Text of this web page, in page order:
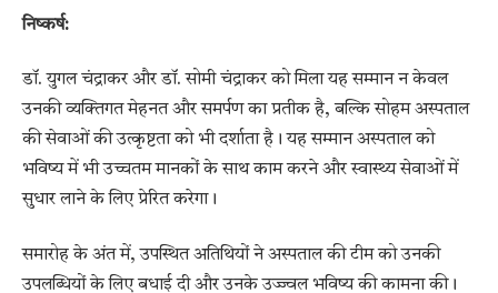
निष्कर्ष:
डॉ. युगल चंद्राकर और डॉ. सोमी चंद्राकर को मिला यह सम्मान न केवल
उनकी व्यक्तिगत मेहनत और समर्पण का प्रतीक है, बल्कि सोहम अस्पताल
की सेवाओं की उत्कृष्टता को भी दर्शाता है। यह सम्मान अस्पताल को
भविष्य में भी उच्चतम मानकों के साथ काम करने और स्वास्थ्य सेवाओं में
सुधार लाने के लिए प्रेरित करेगा।
समारोह के अंत में, उपस्थित अतिथियों ने अस्पताल की टीम को उनकी
उपलब्धियों के लिए बधाई दी और उनके उज्ज्वल भविष्य की कामना की।